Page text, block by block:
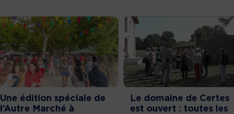
Une édition spéciale de
l’Autre Marché à
Le domaine de Certes
est ouvert : toutes les